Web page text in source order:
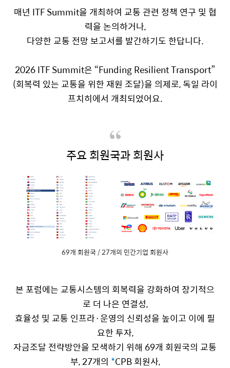
매년 ITF Summit을 개최하여 교통 관련 정책 연구 및 협
력을 논의하거나,
다양한교통 전망 보고서를 발간하기도 한답니다.
2026 ITF Summit은 “Funding Resilient Transport”
(회복력 있는 교통을 위한 재원 조달)을 의제로,독일 라이
프치히에서 개최되었어요.
주요 회원국과 회원사
69개 회원국 / 27개의 민간기업 회원사
본 포럼에는 교통시스템의 회복력을 강화하여 장기적으
로 더 나은 연결성,
효율성 및 교통 인프라·운영의 신뢰성을 높이고 이에 필
요한 투자,
자금조달 전략방안을 모색하기 위해 69개 회원국의 교통
부, 27개의 *CPB회원사,